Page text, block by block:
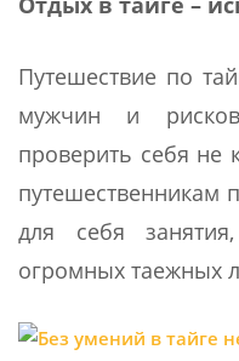
Путешествие по
мужчин и
проверить себя не
путешественникам
для себя
огромных таежных